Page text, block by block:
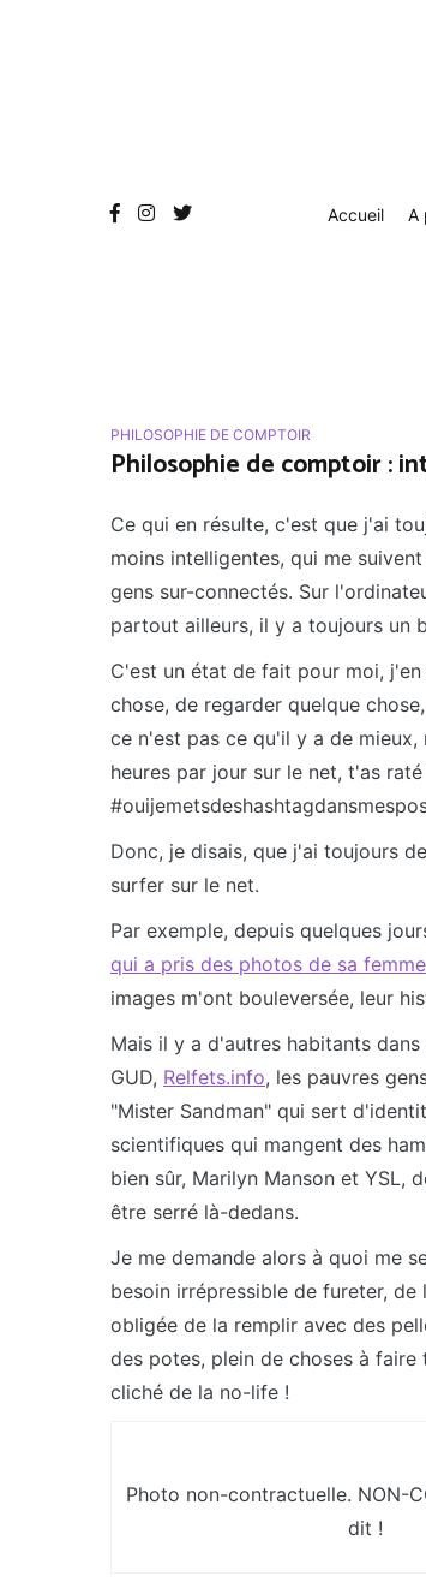
Accueil A
PHILOSOPHIE DE COMPTOIR
Philosophie de comptoir :
Ce qui en résulte, c'est que j'ai
moins intelligentes, qui me
gens sur-connectés. Sur
partout ailleurs, il y a toujours un
C'est un état de fait pour moi,
chose, de regarder quelque
ce n'est pas ce qu'il y a de mieux,
heures par jour sur le net, t'as
Donc, je disais, que j'ai toujours
surfer sur le net.
Par exemple, depuis quelques
qui a pris des photos de sa
images m'ont bouleversée, leur
Mais il y a d'autres habitants
GUD, Relfets.info, les pauvres
"Mister Sandman" qui sert
scientifiques qui mangent des
bien sûr, Marilyn Manson et YSL,
être serré là-dedans.
Je me demande alors à quoi me
besoin irrépressible de fureter,
obligée de la remplir avec des
des potes, plein de choses à
cliché de la no-life !
Photo non-contractuelle. NON-
dit !